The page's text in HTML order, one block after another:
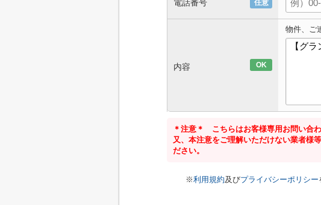
電話番号 任意
内容 OK
物件、ご
＊注意＊ こちらはお客様専用お問い合
又、本注意をご理解いただけない業者様
ださい。
※利用規約及びプライバシーポリシー